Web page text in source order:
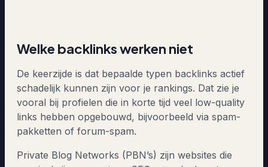
Welke backlinks werken niet
De keerzijde is dat bepaalde typen backlinks actief
schadelijk kunnen zijn voor je rankings. Dat zie je
vooral bij profielen die in korte tijd veel low-quality
links hebben opgebouwd, bijvoorbeeld via spam-
pakketten of forum-spam.
Private Blog Networks (PBN’s) zijn websites die